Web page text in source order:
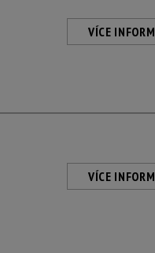
VÍCE
VÍCE